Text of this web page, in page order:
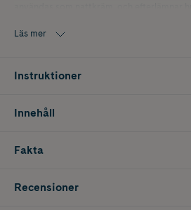
- Fuktgivande ansiktscreme
- Utan parfym
Läs mer
Instruktioner
Innehåll
Fakta
Recensioner